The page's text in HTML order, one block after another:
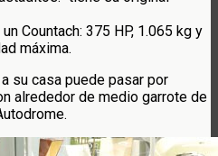
Countach: 375 HP, 1.065 kg y
máxima.
su casa puede pasar por
alrededor de medio garrote de